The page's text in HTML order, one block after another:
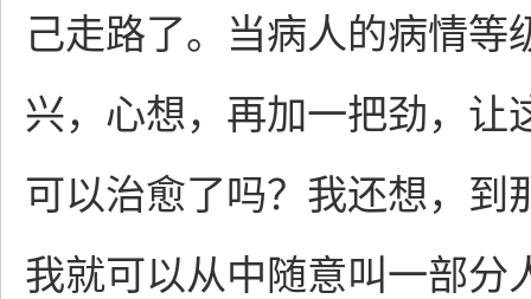
己走路了。当病人的病情等
兴，心想，再加一把劲，让
可以治愈了吗？我还想，到
我就可以从中随意叫一部分